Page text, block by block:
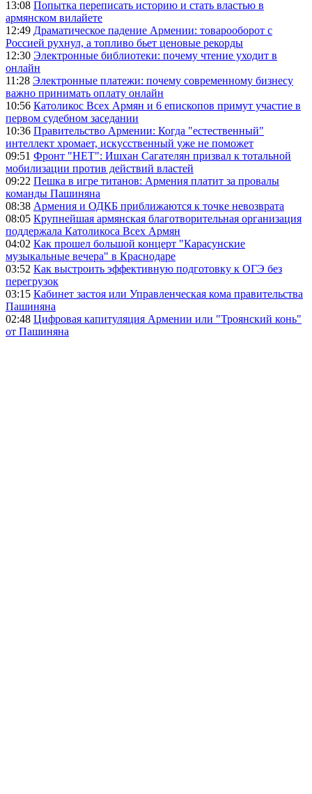
13:08 Попытка переписать историю и стать властью в
армянском вилайете
12:49 Драматическое падение Армении: товарооборот с
Россией рухнул, а топливо бьет ценовые рекорды
12:30 Электронные библиотеки: почему чтение уходит в
онлайн
11:28 Электронные платежи: почему современному бизнесу
важно принимать оплату онлайн
10:56 Католикос Всех Армян и 6 епископов примут участие в
первом судебном заседании
10:36 Правительство Армении: Когда "естественный"
интеллект хромает, искусственный уже не поможет
09:51 Фронт "НЕТ": Ишхан Сагателян призвал к тотальной
мобилизации против действий властей
09:22 Пешка в игре титанов: Армения платит за провалы
команды Пашиняна
08:38 Армения и ОДКБ приближаются к точке невозврата
08:05 Крупнейшая армянская благотворительная организация
поддержала Католикоса Всех Армян
04:02 Как прошел большой концерт "Карасунские
музыкальные вечера" в Краснодаре
03:52 Как выстроить эффективную подготовку к ОГЭ без
перегрузок
03:15 Кабинет застоя или Управленческая кома правительства
Пашиняна
02:48 Цифровая капитуляция Армении или "Троянский конь"
от Пашиняна